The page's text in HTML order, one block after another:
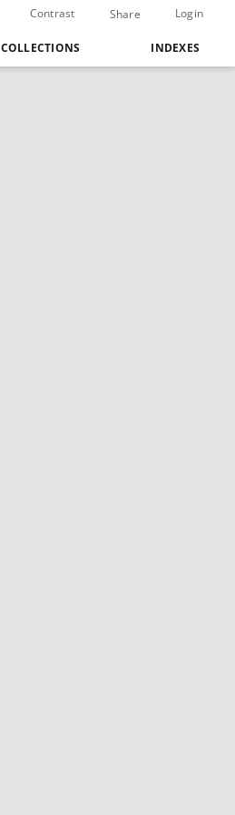
Contrast Share Login
COLLECTIONS INDEXES